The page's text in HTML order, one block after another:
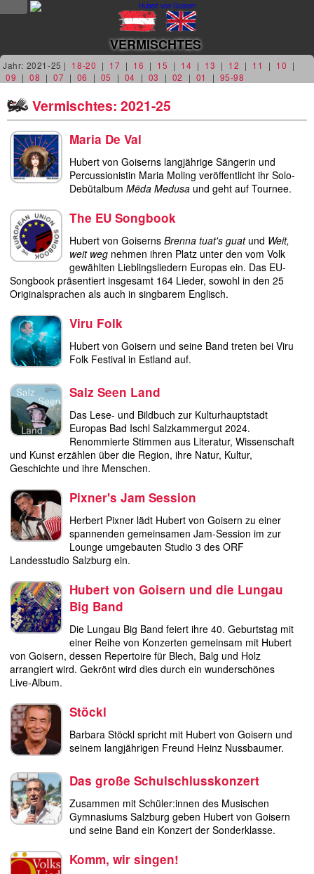
news
tv &
radio
tourplan
shop
MUSIK
projekte
diskografie
liedtexte
film
HvG
kulturpreis
flüchtig
biografie
huberts
schreibtisch
ETC.
vermischtes
links
media
kontakt
Impressum
VERMISCHTES
Jahr: 2021-25 | 18-20 | 17 | 16 | 15 | 14 | 13 | 12 | 11 | 10 |
09 | 08 | 07 | 06 | 05 | 04 | 03 | 02 | 01 | 95-98
Vermischtes: 2021-25
Maria De Val
Hubert von Goiserns langjährige Sängerin und
Percussionistin Maria Moling veröffentlicht ihr Solo-
DebütalbumMëda Medusa und geht auf Tournee.
The EU Songbook
Hubert von GoisernsBrenna tuat's guatund Weit,
weit weg nehmen ihren Platz unter den vom Volk
gewählten Lieblingsliedern Europas ein. Das EU-
Songbook präsentiert insgesamt 164 Lieder, sowohl in den 25
Originalsprachen als auch in singbarem Englisch.
Viru Folk
Hubert von Goisern und seine Band treten bei Viru
Folk Festival in Estland auf.
Salz Seen Land
Das Lese- und Bildbuch zur Kulturhauptstadt
Europas Bad Ischl Salzkammergut 2024.
Renommierte Stimmen aus Literatur, Wissenschaft
und Kunst erzählen über die Region, ihre Natur, Kultur,
Geschichte und ihre Menschen.
Pixner's Jam Session
Herbert Pixner lädt Hubert von Goisern zu einer
spannenden gemeinsamen Jam-Session im zur
Lounge umgebauten Studio 3 des ORF
Landesstudio Salzburg ein.
Hubert von Goisern und die Lungau
Big Band
Die Lungau Big Band feiert ihre 40. Geburtstag mit
einer Reihe von Konzerten gemeinsam mit Hubert
von Goisern, dessen Repertoire für Blech, Balg und Holz
arrangiert wird. Gekrönt wird dies durch ein wunderschönes
Live-Album.
Stöckl
Barbara Stöckl spricht mit Hubert von Goisern und
seinem langjährigen Freund Heinz Nussbaumer.
Das große Schulschlusskonzert
Zusammen mit Schüler:innen des Musischen
Gymnasiums Salzburg geben Hubert von Goisern
und seine Band ein Konzert der Sonderklasse.
Komm, wir singen!